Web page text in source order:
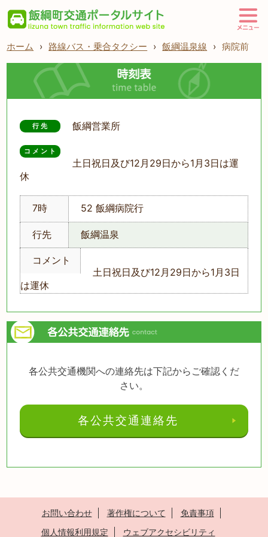
ホーム › 路線バス・乗合タクシー › 飯綱温泉線 › 病院前
行先 飯綱営業所
コメント
土日祝日及び12月29日から1月3日は運
休
7時 52 飯綱病院行
行先 飯綱温泉
コメント
土日祝日及び12月29日から1月3日
は運休
各公共交通機関への連絡先は下記からご確認くだ
さい。
各公共交通連絡先
お問い合わせ 著作権について
免責事項
個人情報利用規定
ウェブアクセシビリティ